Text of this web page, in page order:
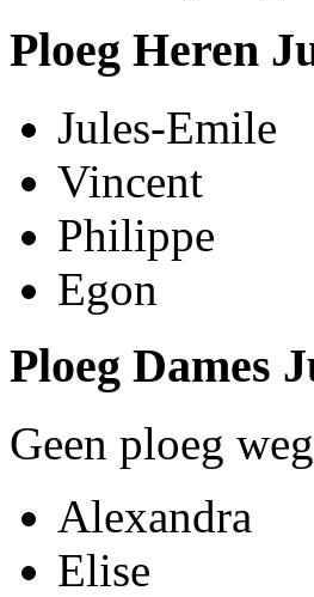
Ploeg Heren
Jules-Emile
Vincent
Philippe
Egon
Ploeg Dames
Geen ploeg
Alexandra
Elise